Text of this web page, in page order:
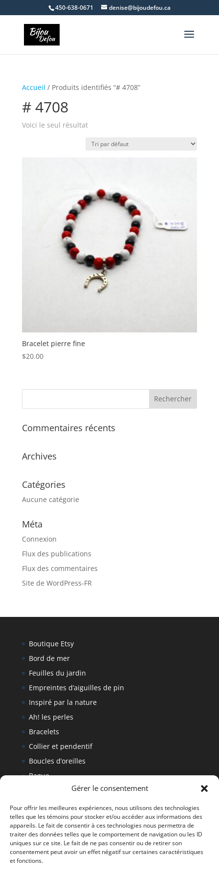
Gérer le consentement
Pour offrir les meilleures expériences, nous utilisons des technologies
telles que les témoins pour stocker et/ou accéder aux informations des
appareils. Le fait de consentir à ces technologies nous permettra de
traiter des données telles que le comportement de navigation ou les ID
uniques sur ce site. Le fait de ne pas consentir ou de retirer son
consentement peut avoir un effet négatif sur certaines caractéristiques
et fonctions.
450-638-0671 denise@bijoudefou.ca
Accueil / Produits identifiés “# 4708”
# 4708
Voici le seul résultat
Bracelet pierre fine
$20.00
Commentaires récents
Archives
Catégories
Aucune catégorie
Méta
Connexion
Flux des publications
Flux des commentaires
Site de WordPress-FR
Boutique Etsy
Bord de mer
Feuilles du jardin
Empreintes d’aiguilles de pin
Inspiré par la nature
Ah! les perles
Bracelets
Collier et pendentif
Boucles d’oreilles
Bague
Politique de retour
Tous droits réservés Denise Fournier 2019